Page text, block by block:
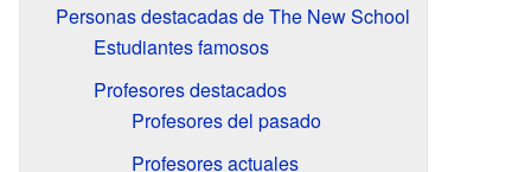
Personas destacadas de The New School
Estudiantes famosos
Profesores destacados
Profesores del pasado
Profesores actuales